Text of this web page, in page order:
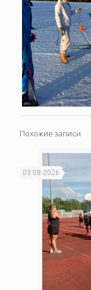
Похожие записи
03.08.2026